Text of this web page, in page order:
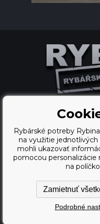
Rybárské potreby
na využitie
mohli ukazovať
pomocou personalizácie
na
Zamietnuť
Podrobné